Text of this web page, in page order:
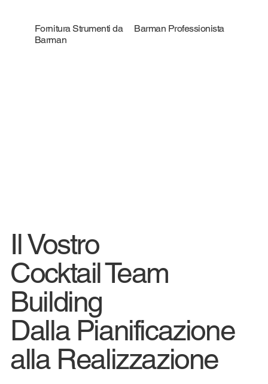
Fornitura Strumenti da
Barman
Barman Professionista
Il Vostro
Cocktail Team
Building
Dalla Pianificazione
alla Realizzazione